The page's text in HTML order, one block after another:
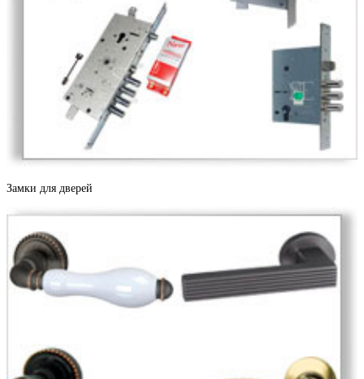
Дерево софт
Замки для дверей